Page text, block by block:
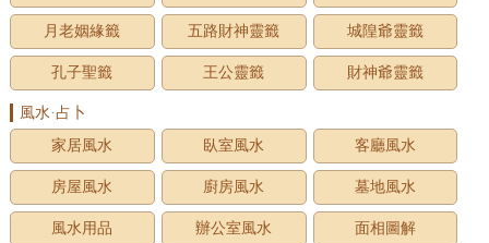
月老姻緣籤 五路財神靈籤 城隍爺靈籤
孔子聖籤 王公靈籤 財神爺靈籤
風水·占卜
家居風水
臥室風水 客廳風水
房屋風水 廚房風水 墓地風水
風水用品 辦公室風水 面相圖解